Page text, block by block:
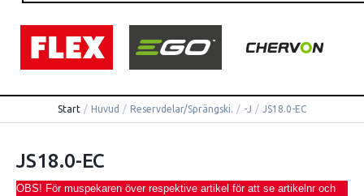
Start / Huvud / Reservdelar/Sprängski. / -J / JS18.0-EC
JS18.0-EC
OBS! För muspekaren över respektive artikel för att se artikelnr och